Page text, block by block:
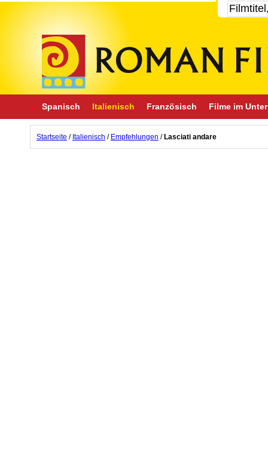
Spanisch Italienisch Französisch Filme im
Startseite / Italienisch / Empfehlungen / Lasciati andare